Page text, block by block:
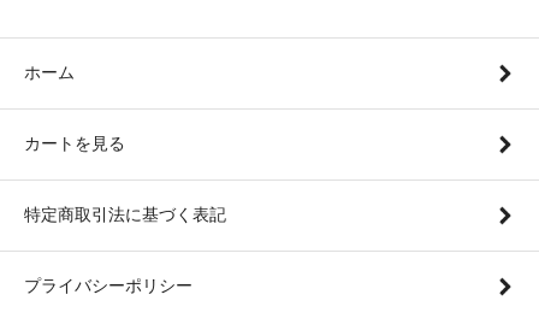
ホーム
カートを見る
特定商取引法に基づく表記
プライバシーポリシー